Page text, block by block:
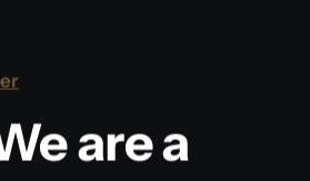
are a